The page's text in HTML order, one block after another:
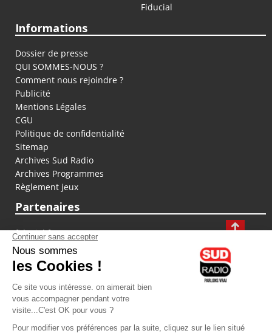
Fiducial
Informations
Dossier de presse
QUI SOMMES-NOUS ?
Comment nous rejoindre ?
Publicité
Mentions Légales
CGU
Politique de confidentialité
Sitemap
Archives Sud Radio
Archives Programmes
Règlement jeux
Partenaires
fiducial.fr
lyoncapitale.fr
olympique-et-lyonnais.com
L'application Iphone / Android
Téléchargez l'application